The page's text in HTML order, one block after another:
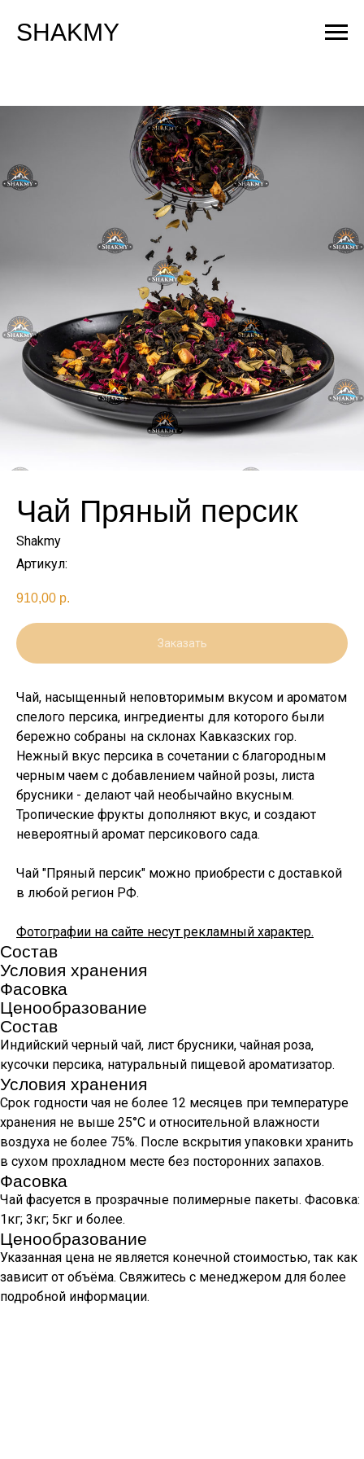
SHAKMY
Чай Пряный персик
Shakmy
Артикул:
910,00 р.
Заказать
Чай, насыщенный неповторимым вкусом и ароматом
спелого персика, ингредиенты для которого были
бережно собраны на склонах Кавказских гор.
Нежный вкус персика в сочетании с благородным
черным чаем с добавлением чайной розы, листа
брусники - делают чай необычайно вкусным.
Тропические фрукты дополняют вкус, и создают
невероятный аромат персикового сада.
Чай "Пряный персик" можно приобрести с доставкой
в любой регион РФ.
Фотографии на сайте несут рекламный характер.
Состав
Условия хранения
Фасовка
Ценообразование
Состав
Индийский черный чай, лист брусники, чайная роза,
кусочки персика, натуральный пищевой ароматизатор.
Условия хранения
Срок годности чая не более 12 месяцев при температуре
хранения не выше 25°С и относительной влажности
воздуха не более 75%. После вскрытия упаковки хранить
в сухом прохладном месте без посторонних запахов.
Фасовка
Чай фасуется в прозрачные полимерные пакеты. Фасовка:
1кг; 3кг; 5кг и более.
Ценообразование
Указанная цена не является конечной стоимостью, так как
зависит от объёма. Свяжитесь с менеджером для более
подробной информации.